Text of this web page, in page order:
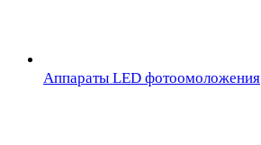
Аппараты LED фотоомоложения